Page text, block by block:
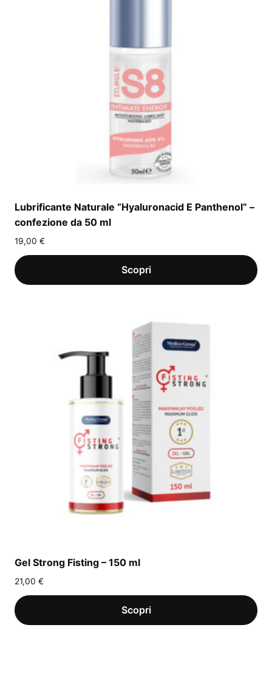
Lubrificante Naturale “Hyaluronacid E Panthenol” –
confezione da 50 ml
19,00 €
Gel Strong Fisting – 150 ml
21,00 €